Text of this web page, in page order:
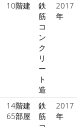
10階建
鉄
筋
コ
ン
ク
リ
ー
ト
造
2017
年
14階建
65部屋
鉄
筋
2017
年